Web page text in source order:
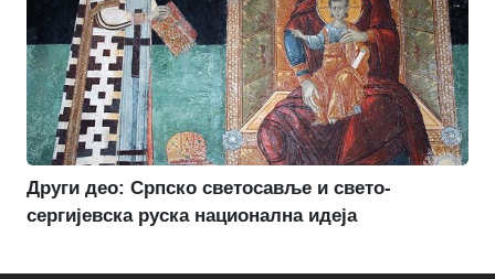
Други део: Српско светосавље и свето-
сергијевска руска национална идеја